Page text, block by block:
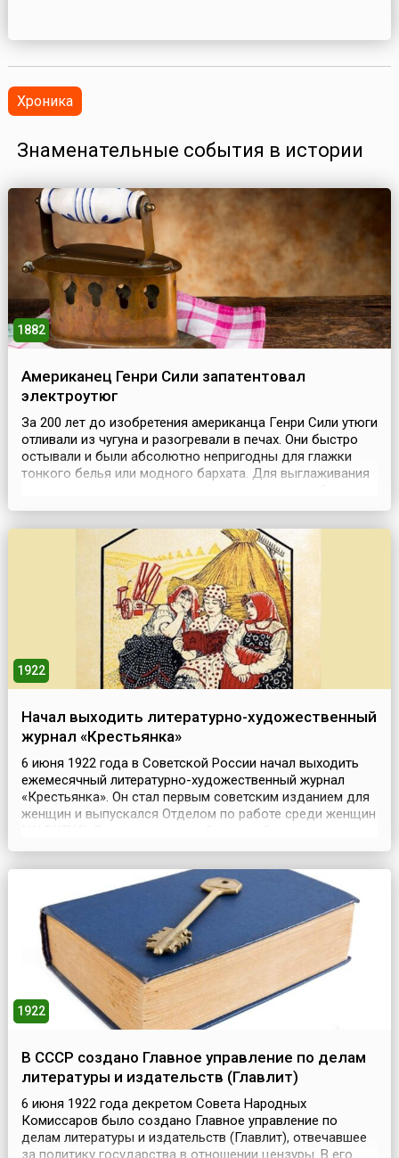
Хроника
Знаменательные события в истории
1882
Американец Генри Сили запатентовал
электроутюг
За 200 лет до изобретения американца Генри Сили утюги
отливали из чугуна и разогревали в печах. Они быстро
остывали и были абсолютно непригодны для глажки
тонкого белья или модного бархата. Для выглаживания
использовать несколько утюгов разных размеров и при
Вскоре вместо того, чтобы нагревать утюг...
1922
Начал выходить литературно-художественный
журнал «Крестьянка»
6 июня 1922 года в Советской России начал выходить
ежемесячный литературно-художественный журнал
«Крестьянка». Он стал первым советским изданием для
женщин и выпускался Отделом по работе среди женщин
обращение Председателя ВЦИК Михаила Калинина к
разъяснялась роль журнала в приобщении тружениц к
общественной и...
1922
В СССР создано Главное управление по делам
литературы и издательств (Главлит)
6 июня 1922 года декретом Совета Народных
Комиссаров было создано Главное управление по
делам литературы и издательств (Главлит), отвечавшее
за политику государства в отношении цензуры. В его